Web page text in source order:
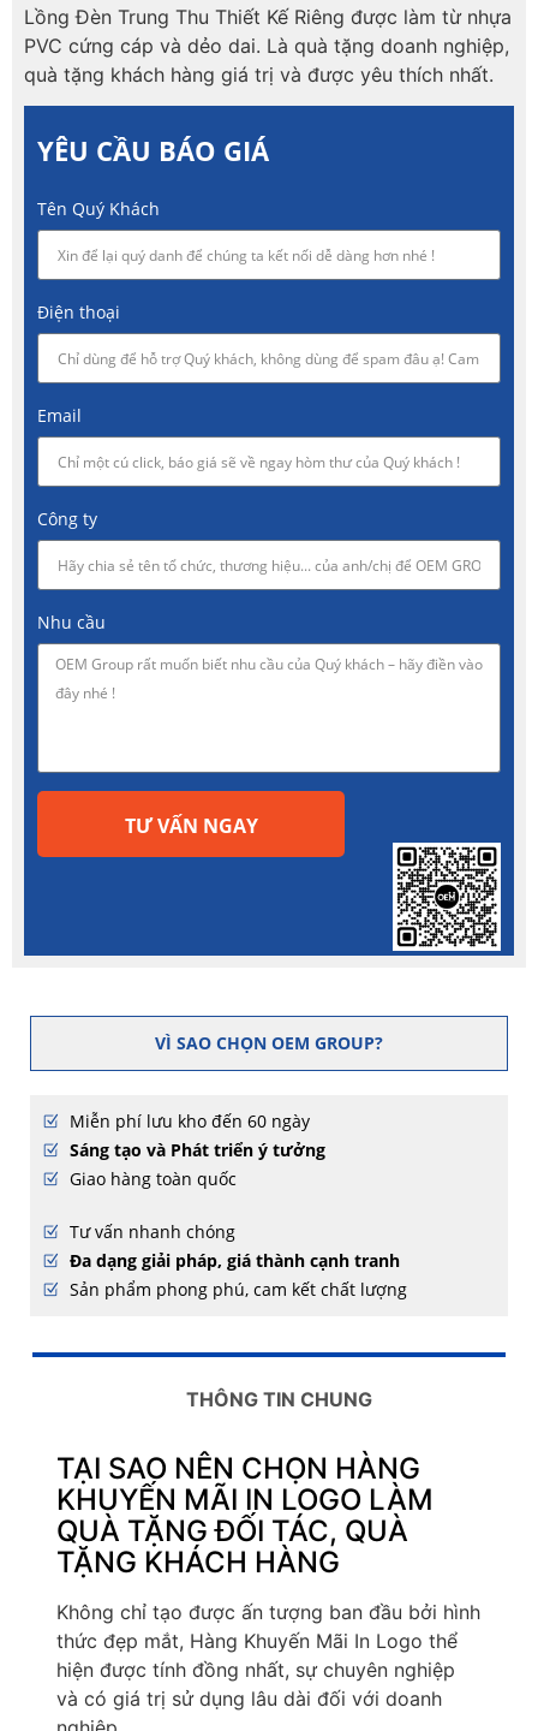
Lồng Đèn Trung Thu Thiết Kế Riêng được làm từ nhựa
PVC cứng cáp và dẻo dai. Là quà tặng doanh nghiệp,
quà tặng khách hàng giá trị và được yêu thích nhất.
YÊU CẦU BÁO GIÁ
Tên Quý Khách
Điện thoại
Email
Công ty
Nhu cầu
TƯ VẤN NGAY
VÌ SAO CHỌN OEM GROUP?
Miễn phí lưu kho đến 60 ngày
Sáng tạo và Phát triển ý tưởng
Giao hàng toàn quốc
Tư vấn nhanh chóng
Đa dạng giải pháp, giá thành cạnh tranh
Sản phẩm phong phú, cam kết chất lượng
THÔNG TIN CHUNG
TẠI SAO NÊN CHỌN HÀNG
KHUYẾN MÃI IN LOGO LÀM
QUÀ TẶNG ĐỐI TÁC, QUÀ
TẶNG KHÁCH HÀNG
Không chỉ tạo được ấn tượng ban đầu bởi hình
thức đẹp mắt, Hàng Khuyến Mãi In Logo thể
hiện được tính đồng nhất, sự chuyên nghiệp
và có giá trị sử dụng lâu dài đối với doanh